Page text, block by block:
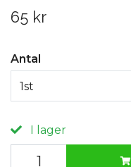
65 kr
Antal
1st
I lager